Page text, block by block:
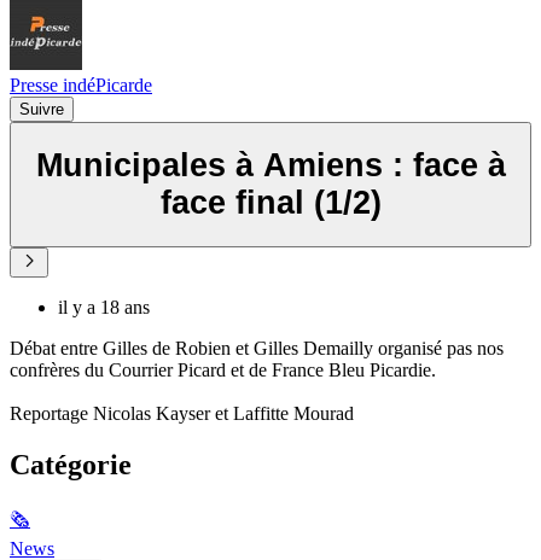
Presse indéPicarde
Suivre
Municipales à Amiens : face à
face final (1/2)
il y a 18 ans
Débat entre Gilles de Robien et Gilles Demailly organisé pas nos
confrères du Courrier Picard et de France Bleu Picardie.
Reportage Nicolas Kayser et Laffitte Mourad
Catégorie
🗞
News